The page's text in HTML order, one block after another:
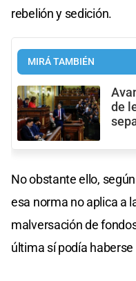
rebelión y sedición.
MIRÁ TAMBIÉN
de
No obstante ello,
esa norma no aplica a
malversación de
última sí podía